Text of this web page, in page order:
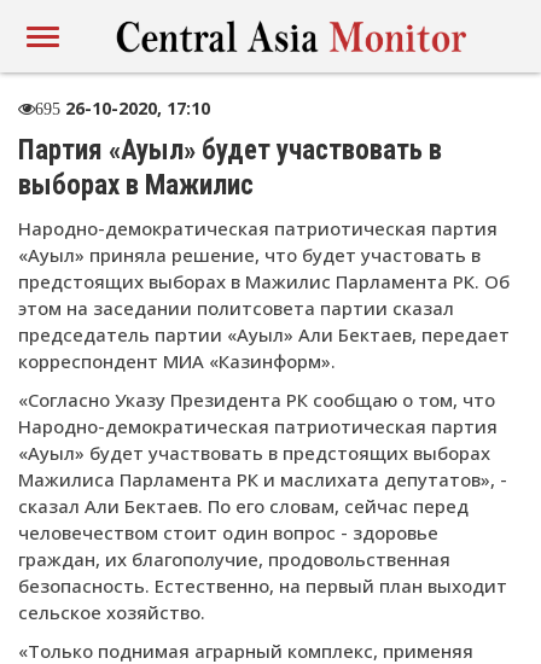
695 26-10-2020, 17:10
Партия «Ауыл» будет участвовать в
выборах в Мажилис
Народно-демократическая патриотическая партия
«Ауыл» приняла решение, что будет участовать в
предстоящих выборах в Мажилис Парламента РК. Об
этом на заседании политсовета партии сказал
председатель партии «Ауыл» Али Бектаев, передает
корреспондент МИА «Казинформ».
«Согласно Указу Президента РК сообщаю о том, что
Народно-демократическая патриотическая партия
«Ауыл» будет участвовать в предстоящих выборах
Мажилиса Парламента РК и маслихата депутатов», -
сказал Али Бектаев. По его словам, сейчас перед
человечеством стоит один вопрос - здоровье
граждан, их благополучие, продовольственная
безопасность. Естественно, на первый план выходит
сельское хозяйство.
«Только поднимая аграрный комплекс, применяя